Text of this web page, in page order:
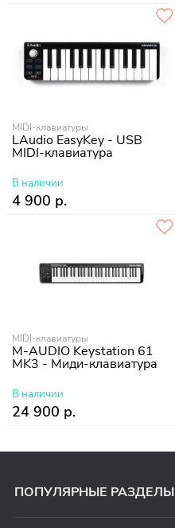
MIDI-клавиатуры
LAudio EasyKey - USB
MIDI-клавиатура
В наличии
4 900 р.
MIDI-клавиатуры
M-AUDIO Keystation 61
MK3 - Миди-клавиатура
В наличии
24 900 р.
ПОПУЛЯРНЫЕ РАЗДЕЛЫ